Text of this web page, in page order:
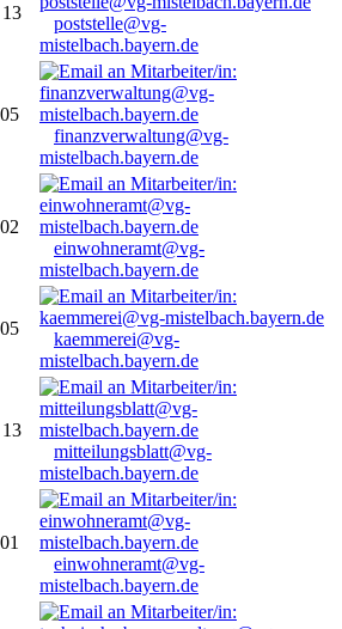
poststelle@vg-
mistelbach.bayern.de
finanzverwaltung@vg-
mistelbach.bayern.de
einwohneramt@vg-
mistelbach.bayern.de
kaemmerei@vg-
mistelbach.bayern.de
mitteilungsblatt@vg-
mistelbach.bayern.de
einwohneramt@vg-
mistelbach.bayern.de